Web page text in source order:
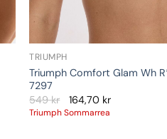
TRIUMPH
Triumph Comfort Glam Wh
7297
549kr 164,70 kr
Triumph Sommarrea